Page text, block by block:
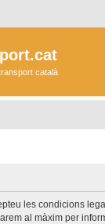
català
les
al màxim per